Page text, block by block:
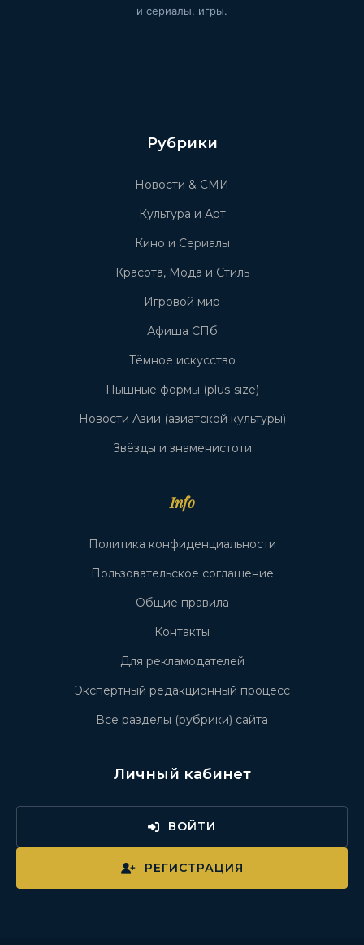
и сериалы, игры.
Рубрики
Новости & СМИ
Культура и Арт
Кино и Сериалы
Красота, Мода и Стиль
Игровой мир
Афиша СПб
Тёмное искусство
Пышные формы (plus-size)
Новости Азии (азиатской культуры)
Звёзды и знаменистоти
Info
Политика конфиденциальности
Пользовательское соглашение
Общие правила
Контакты
Для рекламодателей
Экспертный редакционный процесс
Все разделы (рубрики) сайта
Личный кабинет
ВОЙТИ
РЕГИСТРАЦИЯ